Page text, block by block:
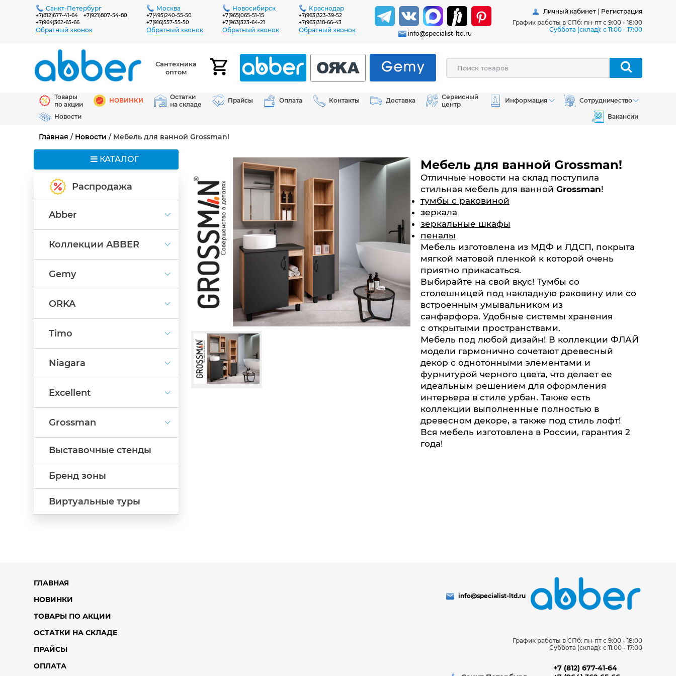
Санкт-Петербург
+7(812)677-41-64
+7(964)362-65-66
+7(921)807-54-80
Обратный звонок
Москва
+7(495)240-55-50
+7(916)557-55-50
Обратный звонок
Новосибирск
+7(965)065-51-15
+7(963)323-64-21
Обратный звонок
Краснодар
+7(963)323-39-52
+7(963)318-66-43
Обратный звонок info@specialist-ltd.ru
Личный кабинет| Регистрация
График работы в СПб: пн-пт с 9:00 - 18:00
Суббота (склад): c 11:00 - 17:00
Сантехника
оптом
Товары
по акции
НОВИНКИ
Остатки
на складе
Прайсы Оплата Контакты Доставка
Сервисный
центр
Информация Сотрудничество
Новости Вакансии
Главная / Новости / Мебель для ванной Grossman!
КАТАЛОГ
Распродажа
Abber
Коллекции ABBER
Gemy
ORKA
Timo
Niagara
Excellent
Grossman
Выставочные стенды
Бренд зоны
Виртуальные туры
Мебель для ванной Grossman!
Отличные новости на склад поступила
стильная мебель для ванной Grossman!
тумбы с раковиной
зеркала
зеркальные шкафы
пеналы
Мебель изготовлена из МДФ и ЛДСП, покрыта
мягкой матовой пленкой к которой очень
приятно прикасаться.
Выбирайте на свой вкус! Тумбы со
столешницей под накладную раковину или со
встроенным умывальником из
санфарфора. Удобные системы хранения
с открытыми пространствами.
Мебель под любой дизайн! В коллекции ФЛАЙ
модели гармонично сочетают древесный
декор с однотонными элементами и
фурнитурой черного цвета, что делает ее
идеальным решением для оформления
интерьера в стиле урбан. Также есть
коллекции выполненные полностью в
древесном декоре, а также под стиль лофт!
Вся мебель изготовлена в России, гарантия 2
года!
ГЛАВНАЯ
НОВИНКИ
ТОВАРЫ ПО АКЦИИ
ОСТАТКИ НА СКЛАДЕ
ПРАЙСЫ
ОПЛАТА
info@specialist-ltd.ru
График работы в СПб: пн-пт с 9:00 - 18:00
Суббота (склад): c 11:00 - 17:00
+7 (812) 677-41-64